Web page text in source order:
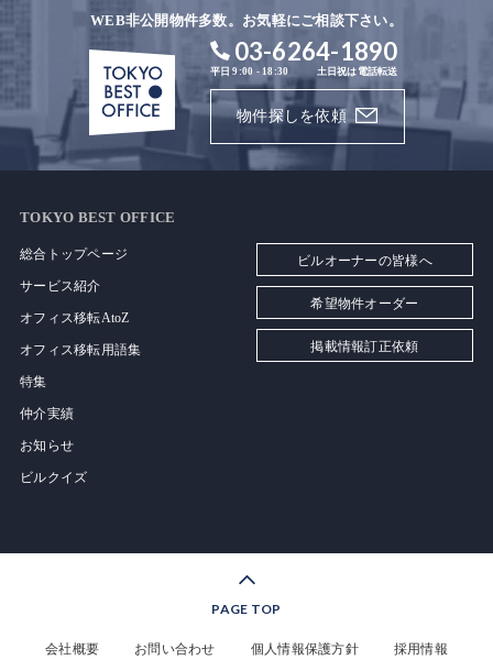
WEB非公開物件多数。お気軽にご相談下さい。
03-6264-1890
平日 9:00 - 18:30 土日祝は電話転送
物件探しを依頼
TOKYO BEST OFFICE
総合トップページ
サービス紹介
オフィス移転AtoZ
オフィス移転用語集
特集
仲介実績
お知らせ
ビルクイズ
ビルオーナーの皆様へ
希望物件オーダー
掲載情報訂正依頼
PAGE TOP
会社概要 お問い合わせ 個人情報保護方針 採用情報